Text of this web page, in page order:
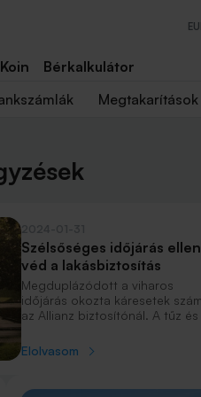
Bérkalkulátor
Megtakarítások
Szélsőséges időjárás
véd a lakásbiztosítás
Megduplázódott a viharos
időjárás okozta káresetek
az Allianz biztosítónál. A tűz és
károkra már az alap
lakásbiztosítás is fedezetet
Elolvasom